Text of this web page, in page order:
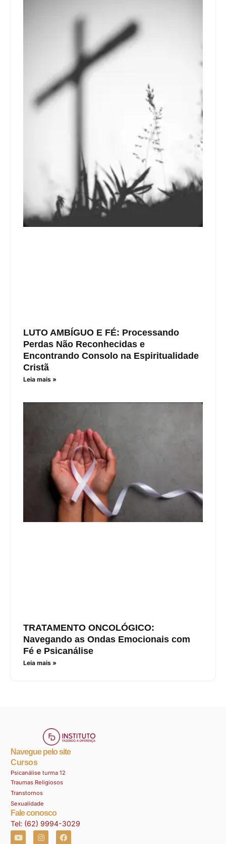
LUTO AMBÍGUO E FÉ: Processando
Perdas Não Reconhecidas e
Encontrando Consolo na Espiritualidade
Cristã
Leia mais »
TRATAMENTO ONCOLÓGICO:
Navegando as Ondas Emocionais com
Fé e Psicanálise
Leia mais »
Navegue pelo site
Cursos
Psicanálise turma 12
Traumas Religiosos
Transtornos
Sexualidade
Fale conosco
Tel: (62) 9994-3029